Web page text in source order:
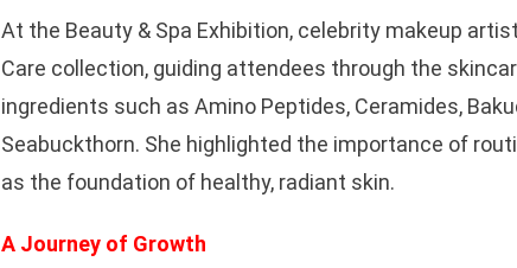
At the Beauty & Spa Exhibition, celebrity makeup
Care collection, guiding attendees through the
ingredients such as Amino Peptides, Ceramides,
Seabuckthorn. She highlighted the importance of
as the foundation of healthy, radiant skin.
A Journey of Growth